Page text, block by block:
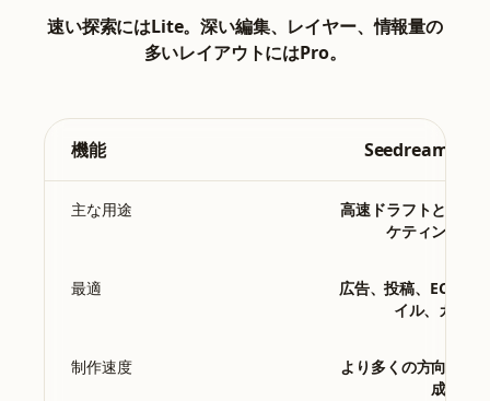
速い探索にはLite。深い編集、レイヤー、情報量の
多いレイアウトにはPro。
機能 Seedream 5.0
主な用途
高速ドラフトと日常
ケティング制
最適
広告、投稿、EC画像
イル、カバー
制作速度
より多くの方向をす
成